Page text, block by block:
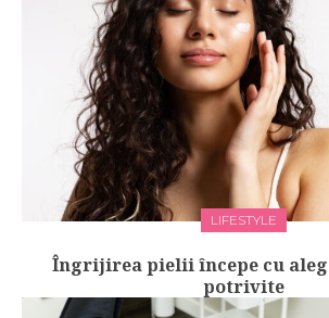
LIFESTYLE
Îngrijirea pielii începe cu
potrivite